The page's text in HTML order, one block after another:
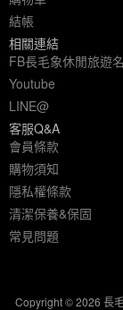
結帳
相關連結
FB長毛象休閒旅遊
Youtube
LINE@
客服Q&A
會員條款
購物須知
隱私權條款
清潔保養&保固
常見問題
Copyright © 2026 長